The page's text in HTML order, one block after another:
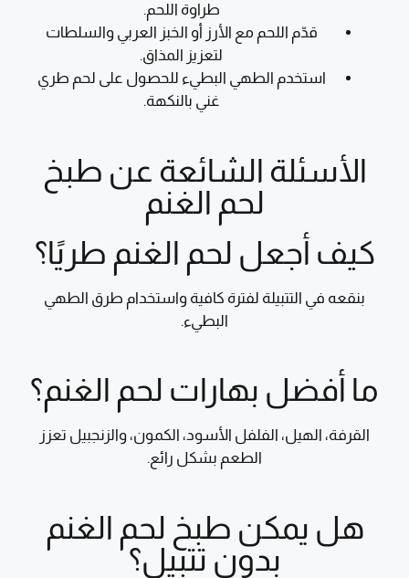
طراوة اللحم.
قدّم اللحم مع الأرز أو الخبز العربي والسلطات
لتعزيز المذاق.
استخدم الطهي البطيء للحصول على لحم طري
غني بالنكهة.
الأسئلة الشائعة عن طبخ
لحم الغنم
كيف أجعل لحم الغنم طريًا؟
بنقعه في التتبيلة لفترة كافية واستخدام طرق الطهي
البطيء.
ما أفضل بهارات لحم الغنم؟
القرفة، الهيل، الفلفل الأسود، الكمون، والزنجبيل تعزز
الطعم بشكل رائع.
هل يمكن طبخ لحم الغنم
بدون تتبيل؟